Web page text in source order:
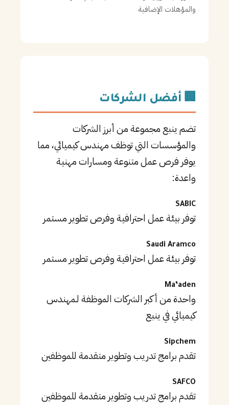
والمؤهلات الإضافية
🏢 أفضل الشركات
تضم ينبع مجموعة من أبرز الشركات
والمؤسسات التي توظف مهندس كيميائي، مما
يوفر فرص عمل متنوعة ومسارات مهنية
واعدة:
SABIC
توفر بيئة عمل احترافية وفرص تطوير مستمر
Saudi Aramco
توفر بيئة عمل احترافية وفرص تطوير مستمر
Ma’aden
واحدة من أكبر الشركات الموظفة لـمهندس
كيميائي في ينبع
Sipchem
تقدم برامج تدريب وتطوير متقدمة للموظفين
SAFCO
تقدم برامج تدريب وتطوير متقدمة للموظفين